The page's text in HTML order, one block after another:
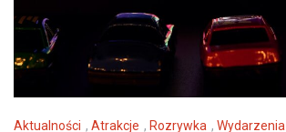
Aktualności , Atrakcje , Rozrywka , Wydarzenia